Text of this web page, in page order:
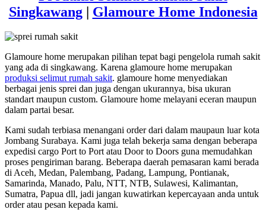
Singkawang| Glamoure Home Indonesia
Glamoure home merupakan pilihan tepat bagi pengelola rumah sakit
yang ada di singkawang. Karena glamoure home merupakan
produksi selimut rumah sakit. glamoure home menyediakan
berbagai jenis sprei dan juga dengan ukurannya, bisa ukuran
standart maupun custom. Glamoure home melayani eceran maupun
dalam partai besar.
Kami sudah terbiasa menangani order dari dalam maupaun luar kota
Jombang Surabaya. Kami juga telah bekerja sama dengan beberapa
expedisi cargo Port to Port atau Door to Doors guna memudahkan
proses pengiriman barang. Beberapa daerah pemasaran kami berada
di Aceh, Medan, Palembang, Padang, Lampung, Pontianak,
Samarinda, Manado, Palu, NTT, NTB, Sulawesi, Kalimantan,
Sumatra, Papua dll, jadi jangan kuwatirkan kepercayaan anda untuk
order atau pesan kepada kami.